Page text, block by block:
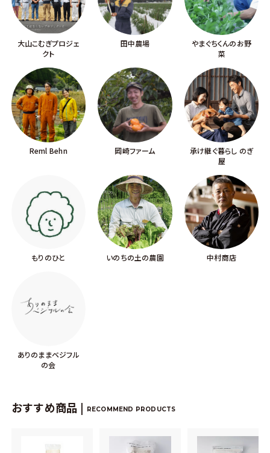
大山こむぎプロジェ
クト
田中農場
やまぐちくんのお野
菜
Reml Behn 岡崎ファーム
承け継ぐ暮らし のぎ
屋
もりのひと いのちの土の農園 中村商店
ありのままベジフル
の会
おすすめ商品 | RECOMMEND PRODUCTS